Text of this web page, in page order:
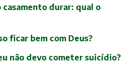
casamento durar: qual o
ficar bem com Deus?
não devo cometer suicídio?